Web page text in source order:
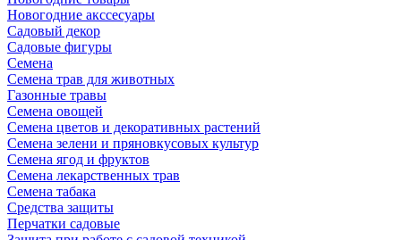
Новогодние акссесуары
Садовый декор
Садовые фигуры
Семена
Семена трав для животных
Газонные травы
Семена овощей
Семена цветов и декоративных растений
Семена зелени и пряновкусовых культур
Семена ягод и фруктов
Семена лекарственных трав
Семена табака
Средства защиты
Перчатки садовые